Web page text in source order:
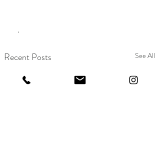
   .
Recent Posts See All